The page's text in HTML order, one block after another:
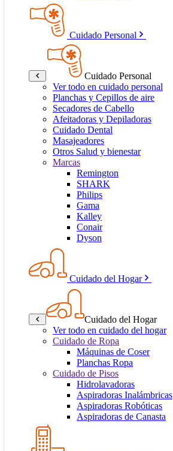
Cuidado Personal
Cuidado Personal
Ver todo en cuidado personal
Planchas y Cepillos de aire
Secadores de Cabello
Afeitadoras y Depiladoras
Cuidado Dental
Masajeadores
Otros Salud y bienestar
Marcas
Remington
SHARK
Philips
Gama
Kalley
Conair
Dyson
Cuidado del Hogar
Cuidado del Hogar
Ver todo en cuidado del hogar
Cuidado de Ropa
Máquinas de Coser
Planchas Ropa
Cuidado de Pisos
Hidrolavadoras
Aspiradoras Inalámbricas
Aspiradoras Robóticas
Aspiradoras de Canasta